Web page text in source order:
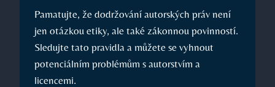
Pamatujte, že dodržování autorských práv není
jen otázkou etiky, ale také zákonnou povinností.
Sledujte tato pravidla a můžete se vyhnout
potenciálním problémům s autorstvím a
licencemi.